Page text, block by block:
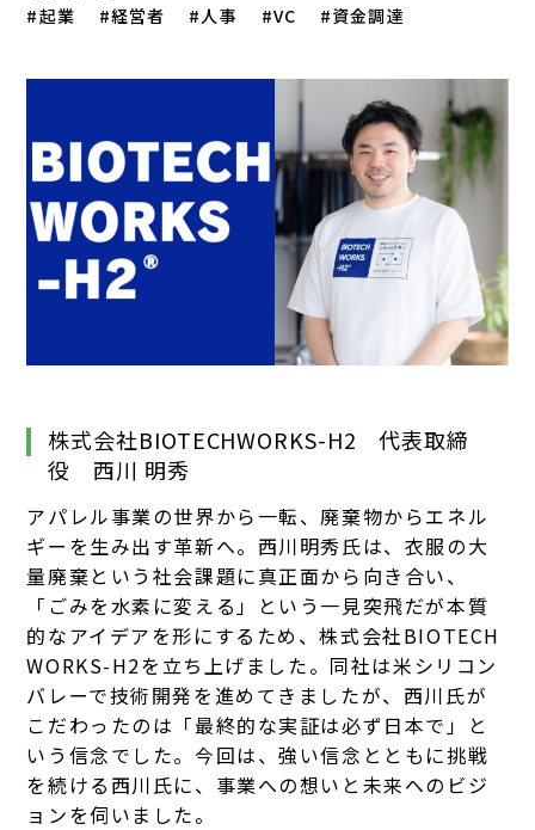
起業 経営者 人事 VC 資金調達
株式会社BIOTECHWORKS-H2 代表取締
役 西川 明秀
アパレル事業の世界から一転、廃棄物からエネル
ギーを生み出す革新へ。西川明秀氏は、衣服の大
量廃棄という社会課題に真正面から向き合い、
「ごみを水素に変える」という一見突飛だが本質
的なアイデアを形にするため、株式会社BIOTECH
WORKS-H2を立ち上げました。同社は米シリコン
バレーで技術開発を進めてきましたが、西川氏が
こだわったのは「最終的な実証は必ず日本で」と
いう信念でした。今回は、強い信念とともに挑戦
を続ける西川氏に、事業への想いと未来へのビジ
ョンを伺いました。